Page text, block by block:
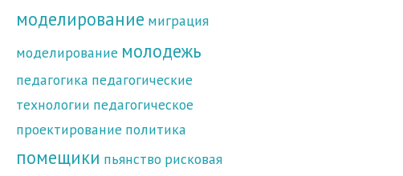
моделирование миграция
моделирование молодежь
педагогика педагогические
технологии педагогическое
проектирование политика
помещики пьянство рисковая